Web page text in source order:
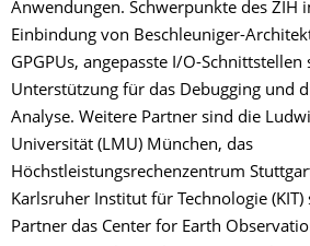
Anwendungen. Schwerpunkte des ZIH
Einbindung von Beschleuniger-
GPGPUs, angepasste I/O-
Unterstützung für das Debugging und
Analyse. Weitere Partner sind die
Universität (LMU) München, das
Höchstleistungsrechenzentrum
Karlsruher Institut für Technologie
Partner das Center for Earth